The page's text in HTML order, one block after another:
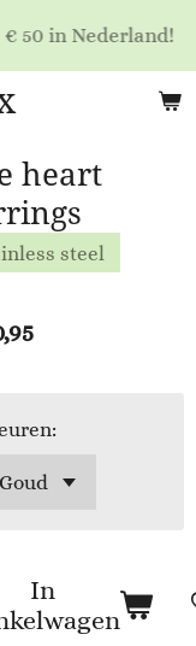
50 in Nederland!
heart
steel
In